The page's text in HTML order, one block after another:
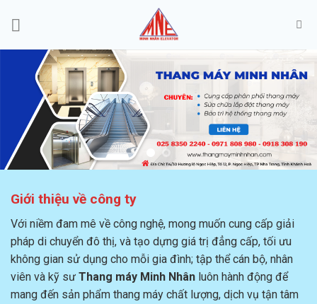
Giới thiệu về công ty
Với niềm đam mê về công nghệ, mong muốn cung cấp giải
pháp di chuyển đô thị, và tạo dựng giá trị đẳng cấp, tối ưu
không gian sử dụng cho mỗi gia đình; tập thể cán bộ, nhân
viên và kỹ sư Thang máy Minh Nhân luôn hành động để
mang đến sản phẩm thang máy chất lượng, dịch vụ tận tâm